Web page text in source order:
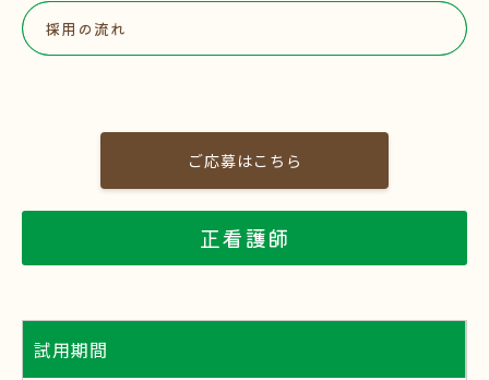
採用の流れ
ご応募はこちら
正看護師
試用期間